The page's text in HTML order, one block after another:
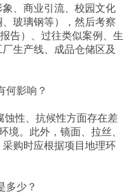
、商业引流、校园文化
玻璃钢等），然后考察
告）、过往类似案例、生
生产线、成品仓储区及
何影响？
蚀性、抗候性方面存在差
境。此外，镜面、拉丝、
购时应根据项目地理环
多少？